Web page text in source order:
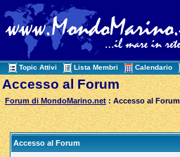
Topic Attivi Lista Membri Calendario
Accesso al Forum
Forum di MondoMarino.net : Accesso al Forum
Accesso al Forum